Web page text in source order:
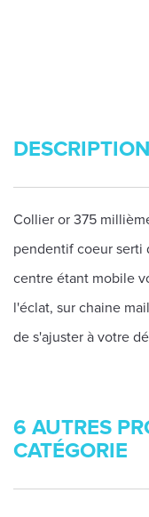
DESCRIPTION
Collier or 375
pendentif coeur serti
centre étant mobile
l'éclat, sur chaine
de s'ajuster à votre
6 AUTRES
CATÉGORIE